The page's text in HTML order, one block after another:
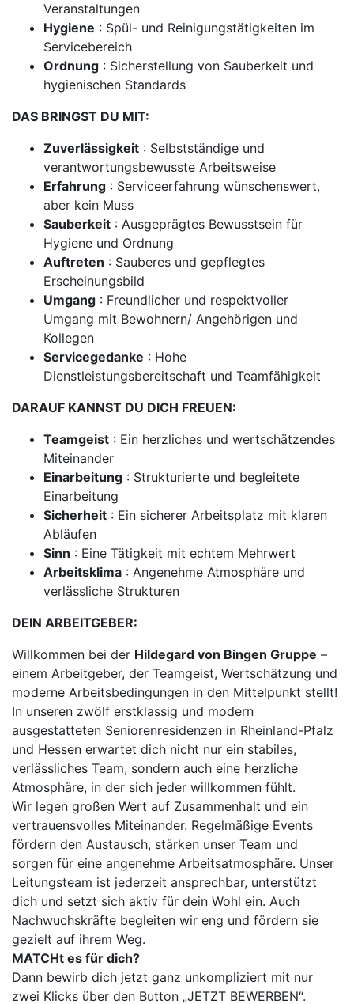
Veranstaltungen
Hygiene : Spül- und Reinigungstätigkeiten im
Servicebereich
Ordnung : Sicherstellung von Sauberkeit und
hygienischen Standards
DAS BRINGST DU MIT:
Zuverlässigkeit : Selbstständige und
verantwortungsbewusste Arbeitsweise
Erfahrung : Serviceerfahrung wünschenswert,
aber kein Muss
Sauberkeit : Ausgeprägtes Bewusstsein für
Hygiene und Ordnung
Auftreten : Sauberes und gepflegtes
Erscheinungsbild
Umgang : Freundlicher und respektvoller
Umgang mit Bewohnern/ Angehörigen und
Kollegen
Servicegedanke : Hohe
Dienstleistungsbereitschaft und Teamfähigkeit
DARAUF KANNST DU DICH FREUEN:
Teamgeist : Ein herzliches und wertschätzendes
Miteinander
Einarbeitung : Strukturierte und begleitete
Einarbeitung
Sicherheit : Ein sicherer Arbeitsplatz mit klaren
Abläufen
Sinn : Eine Tätigkeit mit echtem Mehrwert
Arbeitsklima : Angenehme Atmosphäre und
verlässliche Strukturen
DEIN ARBEITGEBER:
Willkommen bei der Hildegard von Bingen Gruppe –
einem Arbeitgeber, der Teamgeist, Wertschätzung und
moderne Arbeitsbedingungen in den Mittelpunkt stellt!
In unseren zwölf erstklassig und modern
ausgestatteten Seniorenresidenzen in Rheinland-Pfalz
und Hessen erwartet dich nicht nur ein stabiles,
verlässliches Team, sondern auch eine herzliche
Atmosphäre, in der sich jeder willkommen fühlt.
Wir legen großen Wert auf Zusammenhalt und ein
vertrauensvolles Miteinander. Regelmäßige Events
fördern den Austausch, stärken unser Team und
sorgen für eine angenehme Arbeitsatmosphäre. Unser
Leitungsteam ist jederzeit ansprechbar, unterstützt
dich und setzt sich aktiv für dein Wohl ein. Auch
Nachwuchskräfte begleiten wir eng und fördern sie
gezielt auf ihrem Weg.
MATCHt es für dich?
Dann bewirb dich jetzt ganz unkompliziert mit nur
zwei Klicks über den Button „JETZT BEWERBEN“.